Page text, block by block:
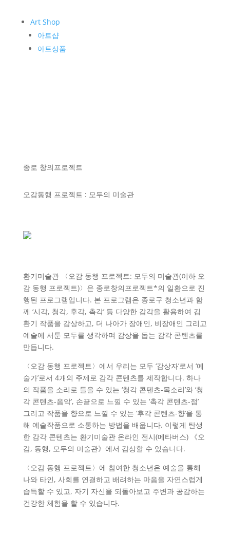
Art Shop
아트샵
아트상품
종로 창의프로젝트
오감동행 프로젝트 : 모두의 미술관
환기미술관 〈오감 동행 프로젝트: 모두의 미술관(이하 오
감 동행 프로젝트)〉은 종로창의프로젝트*의 일환으로 진
행된 프로그램입니다. 본 프로그램은 종로구 청소년과 함
께 ‘시각, 청각, 후각, 촉각’ 등 다양한 감각을 활용하여 김
환기 작품을 감상하고, 더 나아가 장애인, 비장애인 그리고
예술에 서툰 모두를 생각하며 감상을 돕는 감각 콘텐츠를
만듭니다.
〈오감 동행 프로젝트〉에서 우리는 모두 ‘감상자’로서 ‘예
술가’로서 4개의 주제로 감각 콘텐츠를 제작합니다. 하나
의 작품을 소리로 들을 수 있는 ‘청각 콘텐츠-목소리’와 ‘청
각 콘텐츠-음악’, 손끝으로 느낄 수 있는 ‘촉각 콘텐츠-점’
그리고 작품을 향으로 느낄 수 있는 ‘후각 콘텐츠-향’을 통
해 예술작품으로 소통하는 방법을 배웁니다. 이렇게 탄생
한 감각 콘텐츠는 환기미술관 온라인 전시(메타버스) 《오
감, 동행, 모두의 미술관》에서 감상할 수 있습니다.
〈오감 동행 프로젝트〉에 참여한 청소년은 예술을 통해
나와 타인, 사회를 연결하고 배려하는 마음을 자연스럽게
습득할 수 있고, 자기 자신을 되돌아보고 주변과 공감하는
건강한 체험을 할 수 있습니다.